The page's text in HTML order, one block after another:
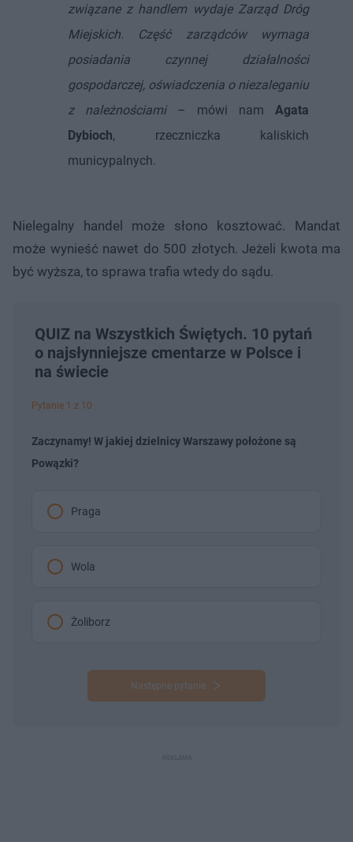
związane z handlem wydaje Zarząd Dróg
Miejskich. Część zarządców wymaga
posiadania czynnej działalności
gospodarczej, oświadczenia o niezaleganiu
z należnościami– mówi nam Agata
Dybioch, rzeczniczka kaliskich
municypalnych.
Nielegalny handel może słono kosztować. Mandat
może wynieść nawet do 500 złotych. Jeżeli kwota ma
być wyższa, to sprawa trafia wtedy do sądu.
QUIZ na Wszystkich Świętych. 10 pytań
o najsłynniejsze cmentarze w Polsce i
na świecie
Pytanie 1 z 10
Zaczynamy! W jakiej dzielnicy Warszawy położone są
Powązki?
Praga
Wola
Żoliborz
Następne pytanie